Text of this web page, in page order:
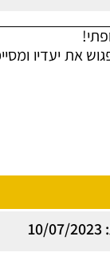
את יעדיו